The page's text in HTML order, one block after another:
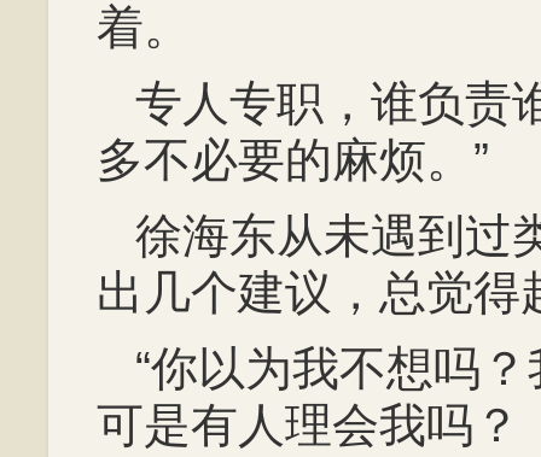
着。
专人专职，谁负责
多不必要的麻烦。”
徐海东从未遇到过
出几个建议，总觉
“你以为我不想吗
可是有人理会我吗？